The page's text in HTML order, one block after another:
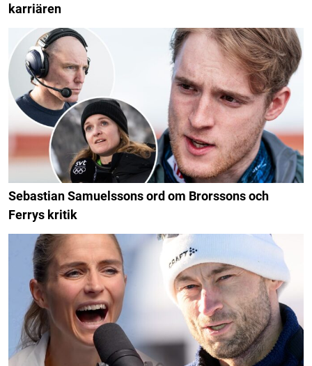
karriären
Sebastian Samuelssons ord om Brorssons och
Ferrys kritik